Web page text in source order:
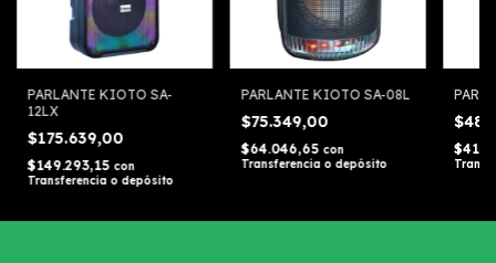
PARLANTE KIOTO SA-
12LX
$175.639,00
$149.293,15 con
Transferencia o depósito
PARLANTE KIOTO SA-08L
$75.349,00
$64.046,65 con
Transferencia o depósito